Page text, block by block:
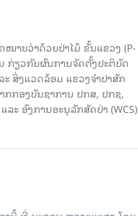
າຍວ່າດ້ວຍປ່າໄມ້ ຂັ້ນແຂວງ (P-
ກ່ຽວກັບຜົນການຈັດຕັ້ງປະຕິບັດ
ສິ່ງແວດລ້ອມ ແຂວງຈຳປາສັກ
ກອງບັນຊາການ ປກສ, ປກຊ,
ະ ອົງການອະນຸລັກສັດປ່າ (WCS)